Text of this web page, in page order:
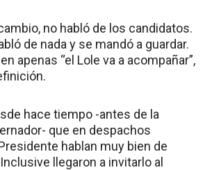
no habló de los candidatos.
de nada y se mandó a guardar.
apenas “el Lole va a acompañar”,
hace tiempo -antes de la
que en despachos
hablan muy bien de
llegaron a invitarlo al